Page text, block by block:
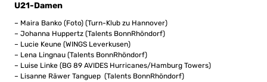
U21-Damen
– Maira Banko (Foto) (Turn-Klub zu Hannover)
– Johanna Huppertz (Talents BonnRhöndorf)
– Lucie Keune (WINGS Leverkusen)
– Lena Lingnau (Talents BonnRhöndorf)
– Luise Linke (BG 89 AVIDES Hurricanes/Hamburg Towers)
– Lisanne Räwer Tanguep (Talents BonnRhöndorf)